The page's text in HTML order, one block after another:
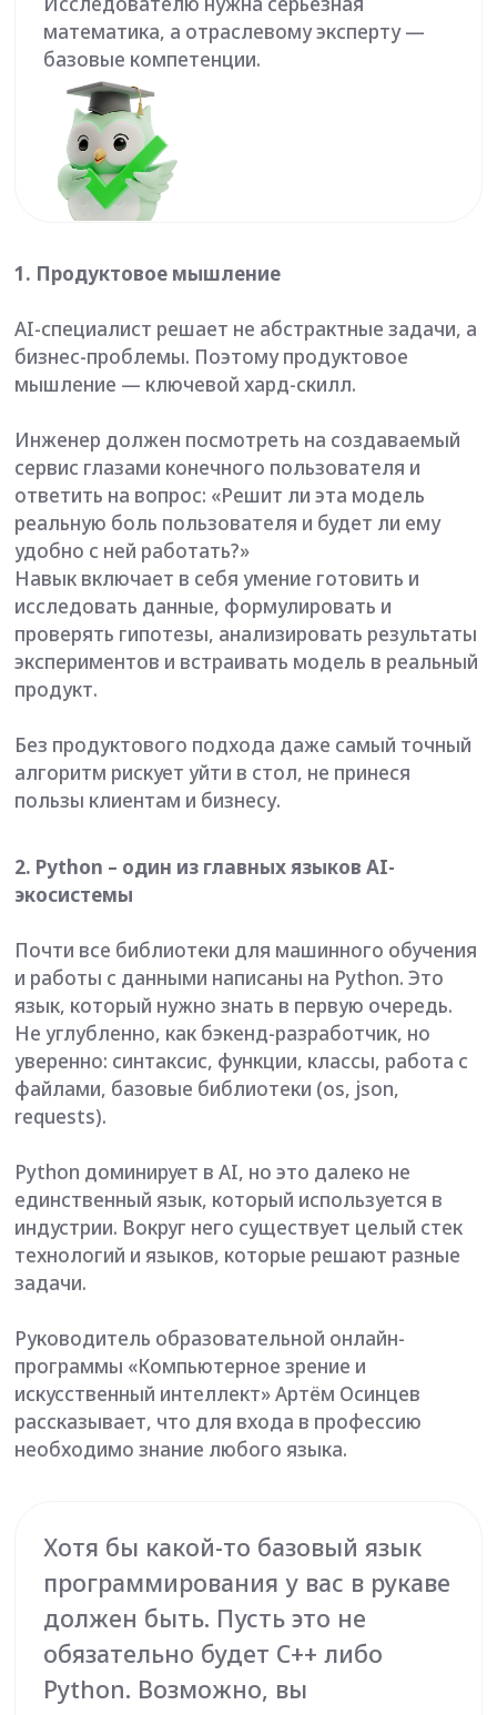
1. Продуктовое мышление
AI-специалист решает не абстрактные задачи, а
бизнес-проблемы. Поэтому продуктовое
сервис глазами конечного пользователя и
ответить на вопрос: «Решит ли эта модель
реальную боль пользователя и будет ли ему
Навык включает в себя умение готовить и
исследовать данные, формулировать и
проверять гипотезы, анализировать результаты
экспериментов и встраивать модель в реальный
продукт.
Без продуктового подхода даже самый точный
алгоритм рискует уйти в стол, не принеся
пользы клиентам и бизнесу.
2. Python – один из главных языков AI-
Почти все библиотеки для машинного обучения
и работы с данными написаны на Python. Это
Не углубленно, как бэкенд-разработчик, но
уверенно: синтаксис, функции, классы, работа с
файлами, базовые библиотеки (os, json,
Python доминирует в AI, но это далеко не
единственный язык, который используется в
индустрии. Вокруг него существует целый стек
технологий и языков, которые решают разные
задачи.
программы «Компьютерное зрение и
искусственный интеллект» Артём Осинцев
рассказывает, что для входа в профессию
необходимо знание любого языка.
Хотя бы какой-то базовый язык
программирования у вас в рукаве
должен быть. Пусть это не
обязательно будет C++ либо
почему нет, тоже хорошо. Все
конструкции любого языка схожи
между собой, разница в
синтаксисе не сильно повлияет
на изучение нового языка.
Артём Осинцев